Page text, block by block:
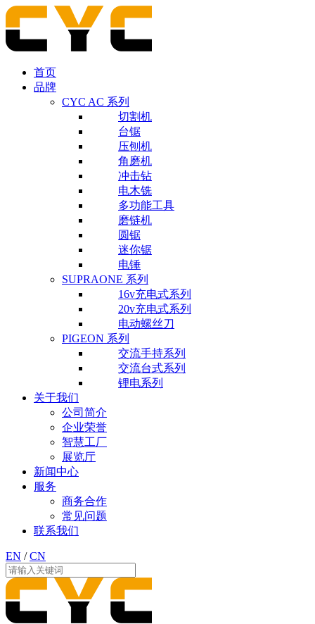
首页
品牌
CYC AC 系列
切割机
台锯
压刨机
角磨机
冲击钻
电木铣
多功能工具
磨链机
圆锯
迷你锯
电锤
SUPRAONE 系列
16v充电式系列
20v充电式系列
电动螺丝刀
PIGEON 系列
交流手持系列
交流台式系列
锂电系列
关于我们
公司简介
企业荣誉
智慧工厂
展览厅
新闻中心
服务
商务合作
常见问题
联系我们
EN / CN